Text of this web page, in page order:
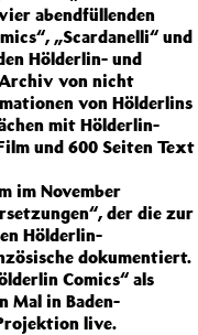
abendfüllenden
„Scardanelli“ und
Hölderlin- und
von nicht
von Hölderlins
mit Hölderlin-
und 600 Seiten Text
im November
der die zur
Hölderlin-
dokumentiert.
Comics“ als
Mal in Baden-
live.